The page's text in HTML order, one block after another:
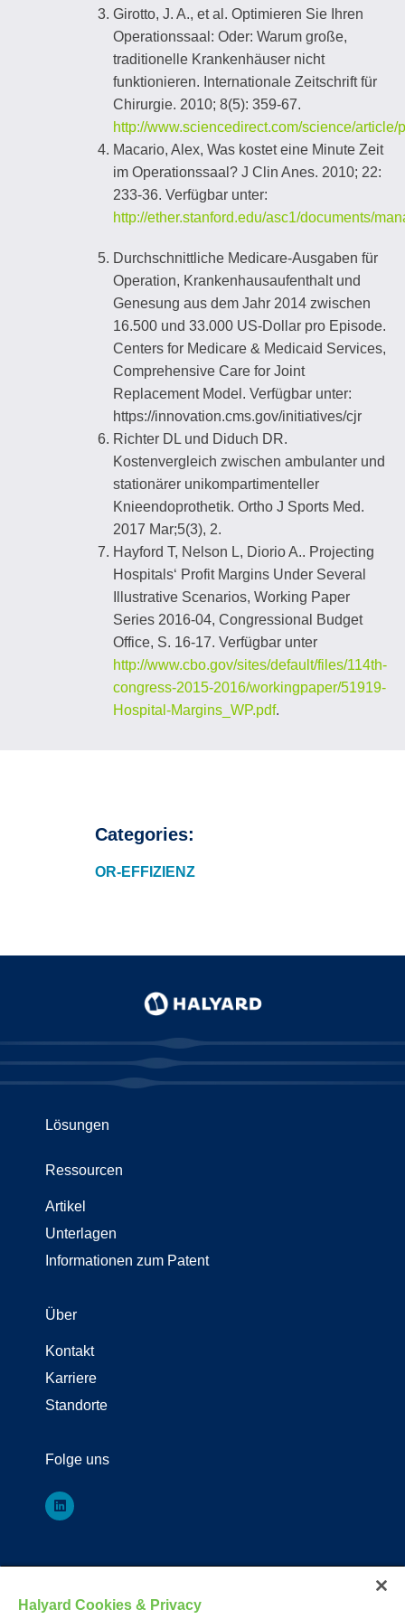
Girotto, J. A., et al. Optimieren Sie Ihren
Operationssaal: Oder: Warum große,
traditionelle Krankenhäuser nicht
funktionieren. Internationale Zeitschrift für
Chirurgie. 2010; 8(5): 359-67.
http://www.sciencedirect.com/science/
Macario, Alex, Was kostet eine Minute Zeit
im Operationssaal? J Clin Anes. 2010; 22:
233-36. Verfügbar unter:
http://ether.stanford.edu/asc1/documents/
Durchschnittliche Medicare-Ausgaben für
Operation, Krankenhausaufenthalt und
Genesung aus dem Jahr 2014 zwischen
16.500 und 33.000 US-Dollar pro Episode.
Centers for Medicare & Medicaid Services,
Comprehensive Care for Joint
Replacement Model. Verfügbar unter:
https://innovation.cms.gov/initiatives/cjr
Richter DL und Diduch DR.
Kostenvergleich zwischen ambulanter und
stationärer unikompartimenteller
Knieendoprothetik. Ortho J Sports Med.
2017 Mar;5(3), 2.
Hayford T, Nelson L, Diorio A.. Projecting
Hospitals‘ Profit Margins Under Several
Illustrative Scenarios, Working Paper
Series 2016-04, Congressional Budget
Office, S. 16-17. Verfügbar unter
http://www.cbo.gov/sites/default/files/114th-
congress-2015-2016/workingpaper/51919-
Hospital-Margins_WP.pdf.
Categories:
OR-EFFIZIENZ
Lösungen
Ressourcen
Artikel
Unterlagen
Informationen zum Patent
Über
Kontakt
Karriere
Standorte
Folge uns
*Eingetragenes Warenzeichen oder Warenzeichen von Owens & Minor,
O&M Halyard oder seinen Tochtergesellschaften.
Halyard Cookies & Privacy